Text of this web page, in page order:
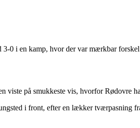
0 i en kamp, hvor der var mærkbar
på smukkeste vis, hvorfor Rødovre
i front, efter en lækker tværpasning